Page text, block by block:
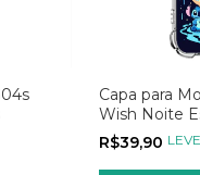
Capa para
Wish Noite
R$39,90